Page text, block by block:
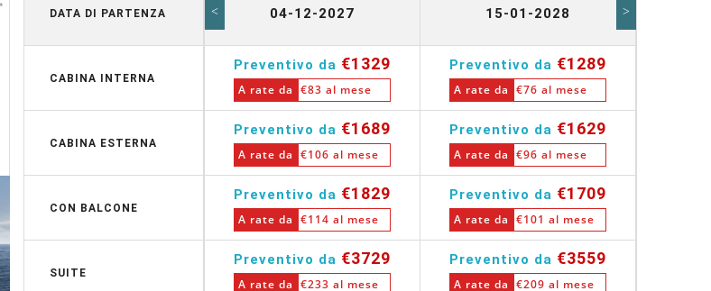
DATA DI PARTENZA
CABINA INTERNA
CABINA ESTERNA
CON BALCONE
SUITE
04-12-2027
Preventivo da €1329
A rate da €83 al mese
Preventivo da €1689
A rate da €106 al mese
Preventivo da €1829
A rate da €114 al mese
Preventivo da €3729
A rate da €233 al mese
15-01-2028
Preventivo da €1289
A rate da €76 al mese
Preventivo da €1629
A rate da €96 al mese
Preventivo da €1709
A rate da €101 al mese
Preventivo da €3559
A rate da €209 al mese
< >